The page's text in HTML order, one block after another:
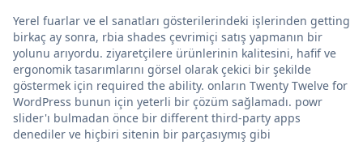
Yerel fuarlar ve el sanatları gösterilerindeki işlerinden getting
birkaç ay sonra, rbia shades çevrimiçi satış yapmanın bir
yolunu arıyordu. ziyaretçilere ürünlerinin kalitesini, hafif ve
ergonomik tasarımlarını görsel olarak çekici bir şekilde
göstermek için required the ability. onların Twenty Twelve for
WordPress bunun için yeterli bir çözüm sağlamadı. powr
slider'ı bulmadan önce bir different third-party apps
denediler ve hiçbiri sitenin bir parçasıymış gibi